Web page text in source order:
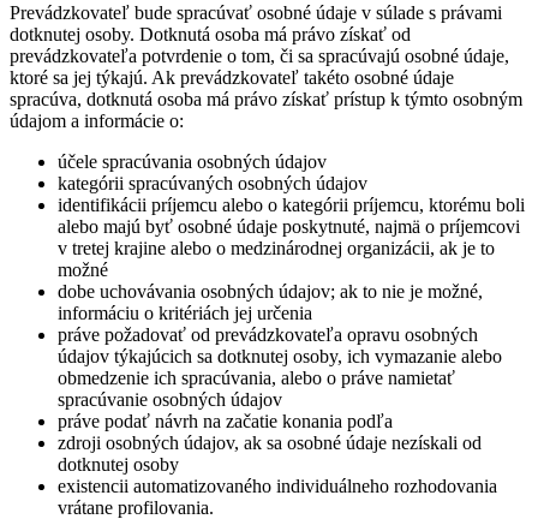
Prevádzkovateľ bude spracúvať osobné údaje v súlade s právami
dotknutej osoby. Dotknutá osoba má právo získať od
prevádzkovateľa potvrdenie o tom, či sa spracúvajú osobné údaje,
ktoré sa jej týkajú. Ak prevádzkovateľ takéto osobné údaje
spracúva, dotknutá osoba má právo získať prístup k týmto osobným
údajom a informácie o:
účele spracúvania osobných údajov
kategórii spracúvaných osobných údajov
identifikácii príjemcu alebo o kategórii príjemcu, ktorému boli
alebo majú byť osobné údaje poskytnuté, najmä o príjemcovi
v tretej krajine alebo o medzinárodnej organizácii, ak je to
možné
dobe uchovávania osobných údajov; ak to nie je možné,
informáciu o kritériách jej určenia
práve požadovať od prevádzkovateľa opravu osobných
údajov týkajúcich sa dotknutej osoby, ich vymazanie alebo
obmedzenie ich spracúvania, alebo o práve namietať
spracúvanie osobných údajov
práve podať návrh na začatie konania podľa
zdroji osobných údajov, ak sa osobné údaje nezískali od
dotknutej osoby
existencii automatizovaného individuálneho rozhodovania
vrátane profilovania.